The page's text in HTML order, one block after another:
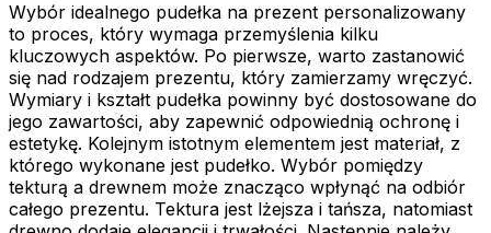
Wybór idealnego pudełka na prezent personalizowany
to proces, który wymaga przemyślenia kilku
kluczowych aspektów. Po pierwsze, warto zastanowić
się nad rodzajem prezentu, który zamierzamy wręczyć.
Wymiary i kształt pudełka powinny być dostosowane do
jego zawartości, aby zapewnić odpowiednią ochronę i
estetykę. Kolejnym istotnym elementem jest materiał, z
którego wykonane jest pudełko. Wybór pomiędzy
tekturą a drewnem może znacząco wpłynąć na odbiór
całego prezentu. Tektura jest lżejsza i tańsza, natomiast